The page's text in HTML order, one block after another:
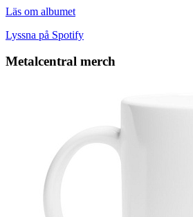
Läs om albumet
Lyssna på Spotify
Metalcentral merch